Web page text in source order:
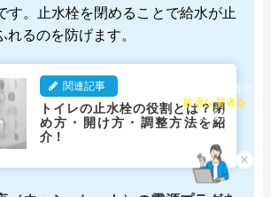
す。止水栓を閉めることで給水が止
れるのを防げます。
関連記事
トイレの止水栓の役割とは？閉
め方・開け方・調整方法を紹
介！
×
チャット診断で
最適な業者を
ご提案